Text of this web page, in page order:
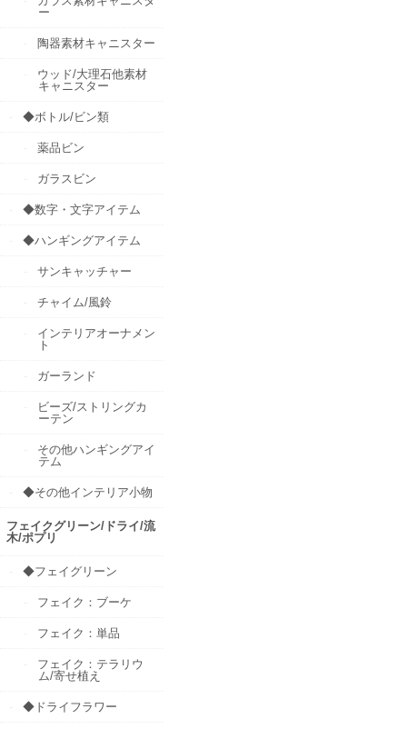
ー
陶器素材キャニスター
ウッド/大理石他素材
キャニスター
◆ボトル/ビン類
薬品ビン
ガラスビン
◆数字・文字アイテム
◆ハンギングアイテム
サンキャッチャー
チャイム/風鈴
インテリアオーナメン
ト
ガーランド
ビーズ/ストリングカ
ーテン
その他ハンギングアイ
テム
◆その他インテリア小物
フェイクグリーン/ドライ/流
木/ポプリ
◆フェイグリーン
フェイク：ブーケ
フェイク：単品
フェイク：テラリウ
ム/寄せ植え
◆ドライフラワー